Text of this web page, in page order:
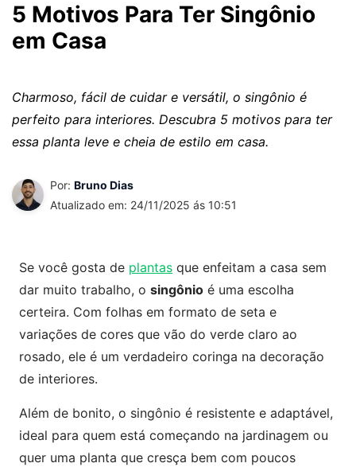
5 Motivos Para Ter Singônio
em Casa
Charmoso, fácil de cuidar e versátil, o singônio é
perfeito para interiores. Descubra 5 motivos para ter
essa planta leve e cheia de estilo em casa.
Por: Bruno Dias
Atualizado em: 24/11/2025 ás 10:51
Se você gosta de plantas que enfeitam a casa sem
dar muito trabalho, o singônio é uma escolha
certeira. Com folhas em formato de seta e
variações de cores que vão do verde claro ao
rosado, ele é um verdadeiro coringa na decoração
de interiores.
Além de bonito, o singônio é resistente e adaptável,
ideal para quem está começando na jardinagem ou
quer uma planta que cresça bem com poucos